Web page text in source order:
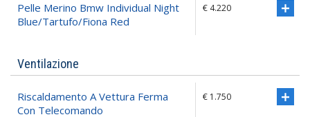
Pelle Merino Bmw Individual Night
Blue/tartufo/fiona Red
€ 4.220
Ventilazione
Riscaldamento A Vettura Ferma
Con Telecomando
€ 1.750